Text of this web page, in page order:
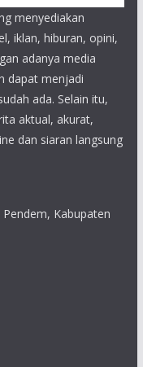
menyediakan
iklan, hiburan, opini,
adanya media
dapat menjadi
ada. Selain itu,
aktual, akurat,
dan siaran langsung
Kabupaten